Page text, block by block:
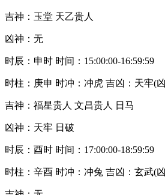
吉神：玉堂 天乙贵人
凶神：无
时辰：申时 时间：15:00:00-16:59:59
时柱：庚申 时冲：冲虎 吉凶：天牢(
吉神：福星贵人 文昌贵人 日马
凶神：天牢 日破
时辰：酉时 时间：17:00:00-18:59:59
时柱：辛酉 时冲：冲兔 吉凶：玄武(